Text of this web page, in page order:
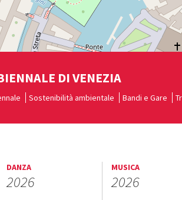
DI VENEZIA
Sostenibilità ambientale Bandi e Gare
DANZA
2026
MUSICA
2026